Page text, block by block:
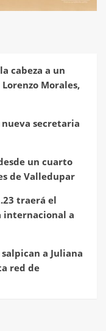
cabeza a un
Morales,
nueva secretaria
un cuarto
de Valledupar
traerá el
internacional a
a Juliana
red de